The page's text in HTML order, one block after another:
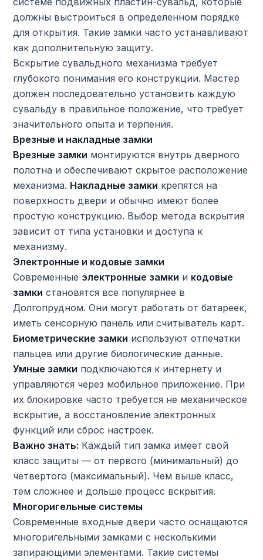
должны выстроиться в определенном порядке
для открытия. Такие замки часто устанавливают
как дополнительную защиту.
Вскрытие сувальдного механизма требует
глубокого понимания его конструкции. Мастер
должен последовательно установить каждую
сувальду в правильное положение, что требует
значительного опыта и терпения.
Врезные и накладные замки
Врезные замки монтируются внутрь дверного
полотна и обеспечивают скрытое расположение
механизма. Накладные замки крепятся на
поверхность двери и обычно имеют более
простую конструкцию. Выбор метода вскрытия
зависит от типа установки и доступа к
механизму.
Электронные и кодовые замки
Современные электронные замки и кодовые
замки становятся все популярнее в
Долгопрудном. Они могут работать от батареек,
иметь сенсорную панель или считыватель карт.
Биометрические замки используют отпечатки
пальцев или другие биологические данные.
Умные замки подключаются к интернету и
управляются через мобильное приложение. При
их блокировке часто требуется не механическое
вскрытие, а восстановление электронных
функций или сброс настроек.
Важно знать: Каждый тип замка имеет свой
класс защиты — от первого (минимальный) до
четвертого (максимальный). Чем выше класс,
тем сложнее и дольше процесс вскрытия.
Многоригельные системы
Современные входные двери часто оснащаются
многоригельными замками с несколькими
запирающими элементами. Такие системы